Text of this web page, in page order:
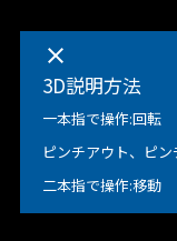
clear
3D説明方法
一本指で操作:回転
ピンチアウト、ピ
二本指で操作:移動